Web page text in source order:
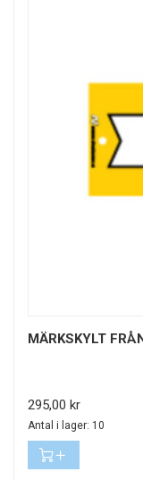
MÄRKSKYLT
Pris
295,00 kr
Antal i lager: 10